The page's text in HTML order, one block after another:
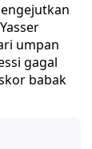
umpan
gagal
babak